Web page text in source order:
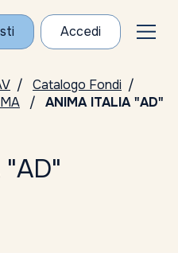
Accedi
Catalogo Fondi
ANIMA ITALIA "AD"